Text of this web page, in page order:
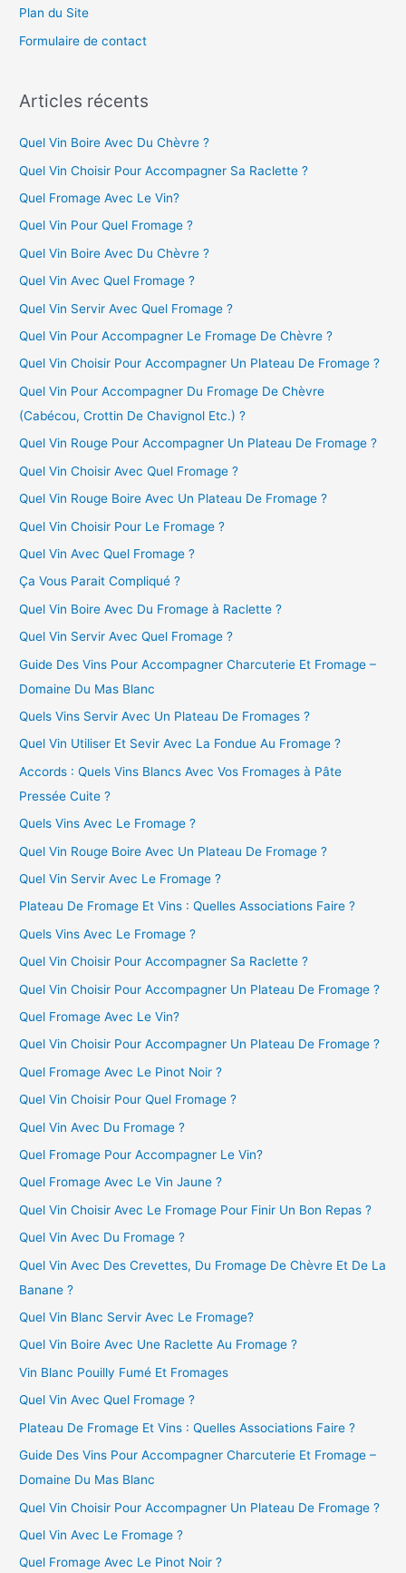
è
?
Plan du Site
Formulaire de contact
Articles récents
Quel Vin Boire Avec Du Chèvre ?
Quel Vin Choisir Pour Accompagner Sa Raclette ?
Quel Fromage Avec Le Vin?
Quel Vin Pour Quel Fromage ?
Quel Vin Boire Avec Du Chèvre ?
Quel Vin Avec Quel Fromage ?
Quel Vin Servir Avec Quel Fromage ?
Quel Vin Pour Accompagner Le Fromage De Chèvre ?
Quel Vin Choisir Pour Accompagner Un Plateau De Fromage ?
Quel Vin Pour Accompagner Du Fromage De Chèvre
(Cabécou, Crottin De Chavignol Etc.) ?
Quel Vin Rouge Pour Accompagner Un Plateau De Fromage ?
Quel Vin Choisir Avec Quel Fromage ?
Quel Vin Rouge Boire Avec Un Plateau De Fromage ?
Quel Vin Choisir Pour Le Fromage ?
Quel Vin Avec Quel Fromage ?
Ça Vous Parait Compliqué ?
Quel Vin Boire Avec Du Fromage à Raclette ?
Quel Vin Servir Avec Quel Fromage ?
Guide Des Vins Pour Accompagner Charcuterie Et Fromage –
Domaine Du Mas Blanc
Quels Vins Servir Avec Un Plateau De Fromages ?
Quel Vin Utiliser Et Sevir Avec La Fondue Au Fromage ?
Accords : Quels Vins Blancs Avec Vos Fromages à Pâte
Pressée Cuite ?
Quels Vins Avec Le Fromage ?
Quel Vin Rouge Boire Avec Un Plateau De Fromage ?
Quel Vin Servir Avec Le Fromage ?
Plateau De Fromage Et Vins : Quelles Associations Faire ?
Quels Vins Avec Le Fromage ?
Quel Vin Choisir Pour Accompagner Sa Raclette ?
Quel Vin Choisir Pour Accompagner Un Plateau De Fromage ?
Quel Fromage Avec Le Vin?
Quel Vin Choisir Pour Accompagner Un Plateau De Fromage ?
Quel Fromage Avec Le Pinot Noir ?
Quel Vin Choisir Pour Quel Fromage ?
Quel Vin Avec Du Fromage ?
Quel Fromage Pour Accompagner Le Vin?
Quel Fromage Avec Le Vin Jaune ?
Quel Vin Choisir Avec Le Fromage Pour Finir Un Bon Repas ?
Quel Vin Avec Du Fromage ?
Quel Vin Avec Des Crevettes, Du Fromage De Chèvre Et De La
Banane ?
Quel Vin Blanc Servir Avec Le Fromage?
Quel Vin Boire Avec Une Raclette Au Fromage ?
Vin Blanc Pouilly Fumé Et Fromages
Quel Vin Avec Quel Fromage ?
Plateau De Fromage Et Vins : Quelles Associations Faire ?
Guide Des Vins Pour Accompagner Charcuterie Et Fromage –
Domaine Du Mas Blanc
Quel Vin Choisir Pour Accompagner Un Plateau De Fromage ?
Quel Vin Avec Le Fromage ?
Quel Fromage Avec Le Pinot Noir ?